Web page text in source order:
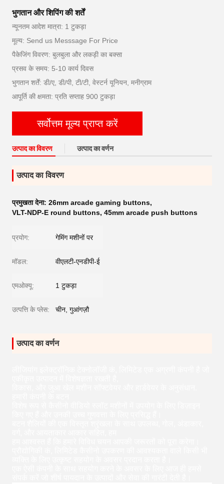
भुगतान और शिपिंग की शर्तें
न्यूनतम आदेश मात्रा: 1 टुकड़ा
मूल्य: Send us Messsage For Price
पैकेजिंग विवरण: बुलबुला और लकड़ी का बक्सा
प्रसव के समय: 5-10 कार्य दिवस
भुगतान शर्तें: डी/ए, डी/पी, टी/टी, वेस्टर्न यूनियन, मनीग्राम
आपूर्ति की क्षमता: प्रति सप्ताह 900 टुकड़ा
सर्वोत्तम मूल्य प्राप्त करें
उत्पाद का विवरण उत्पाद का वर्णन
उत्पाद का विवरण
प्रमुखता देना: 26mm arcade gaming buttons,
VLT-NDP-E round buttons, 45mm arcade push buttons
प्रयोग: गेमिंग मशीनों पर
मॉडल: वीएलटी-एनडीपी-ई
एमओक्यू: 1 टुकड़ा
उत्पत्ति के प्लेस: चीन, गुआंगज़ौ
उत्पाद का वर्णन